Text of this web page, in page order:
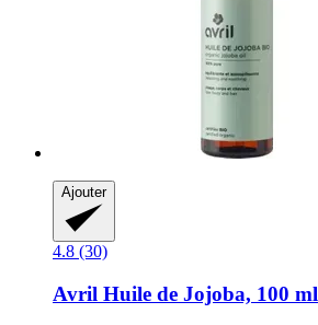
Ajouter
4.8 (30)
Avril Huile de Jojoba, 100 ml